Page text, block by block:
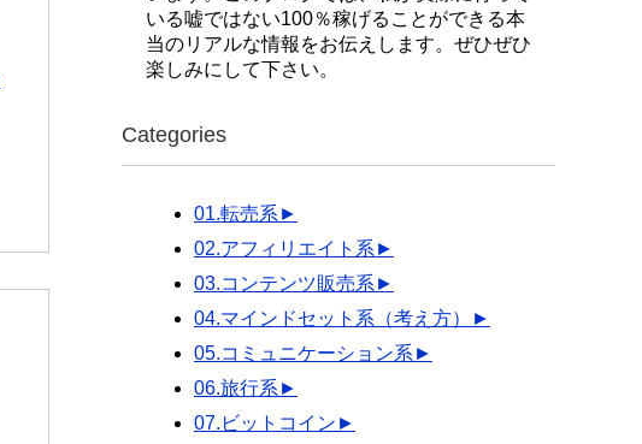
いる嘘ではない100％稼げることができる本
当のリアルな情報をお伝えします。ぜひぜひ
楽しみにして下さい。
Categories
01.転売系 ►
02.アフィリエイト系 ►
03.コンテンツ販売系 ►
04.マインドセット系（考え方）
►
05.コミュニケーション系 ►
06.旅行系 ►
07.ビットコイン ►